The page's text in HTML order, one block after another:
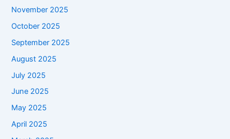
November 2025
October 2025
September 2025
August 2025
July 2025
June 2025
May 2025
April 2025